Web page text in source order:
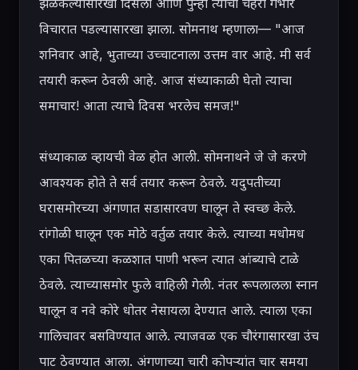
झळकल्यासारखा दिसला आणि पुन्हा त्याचा चेहरा गंभीर
विचारात पडल्यासारखा झाला. सोमनाथ म्हणाला— "आज
शनिवार आहे, भुताच्या उच्चाटनाला उत्तम वार आहे. मी सर्व
तयारी करून ठेवली आहे. आज संध्याकाळी घेतो त्याचा
समाचार! आता त्याचे दिवस भरलेच समज!"
संध्याकाळ व्हायची वेळ होत आली. सोमनाथने जे जे करणे
आवश्यक होते ते सर्व तयार करून ठेवले. यदुपतीच्या
घरासमोरच्या अंगणात सडासारवण घालून ते स्वच्छ केले.
रांगोळी घालून एक मोठे वर्तुळ तयार केले. त्याच्या मधोमध
एका पितळच्या कळशात पाणी भरून त्यात आंब्याचे टाळे
ठेवले. त्याच्यासमोर फुले वाहिली गेली. नंतर रूपलालला स्नान
घालून व नवे कोरे धोतर नेसायला देण्यात आले. त्याला एका
गालिचावर बसविण्यात आले. त्याजवळ एक चौरंगासारखा उंच
पाट ठेवण्यात आला. अंगणाच्या चारी कोपऱ्यांत चार समया